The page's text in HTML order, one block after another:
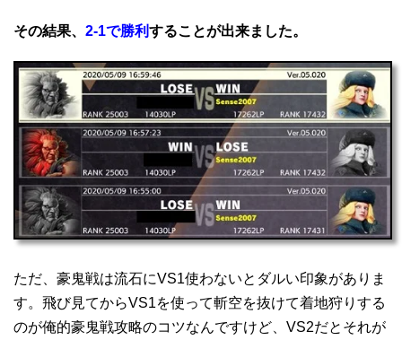
その結果、 2-1で勝利することが出来ました。
ただ、豪鬼戦は流石にVS1使わないとダルい印象がありま
す。飛び見てからVS1を使って斬空を抜けて着地狩りする
のが俺的豪鬼戦攻略のコツなんですけど、VS2だとそれが